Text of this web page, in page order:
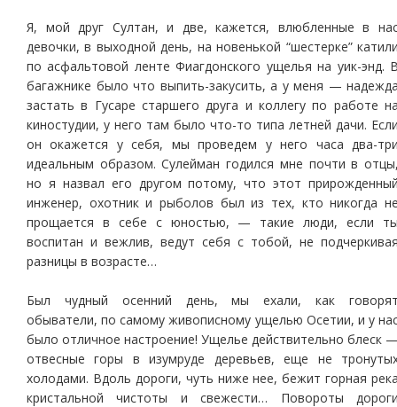
Я, мой друг Султан, и две, кажется, влюбленные в
девочки, в выходной день, на новенькой “шестерке”
по асфальтовой ленте Фиагдонского ущелья на уик-энд.
багажнике было что выпить-закусить, а у меня —
застать в Гусаре старшего друга и коллегу по работе
киностудии, у него там было что-то типа летней дачи.
он окажется у себя, мы проведем у него часа два-
идеальным образом. Сулейман годился мне почти в
но я назвал его другом потому, что этот
инженер, охотник и рыболов был из тех, кто никогда
прощается в себе с юностью, — такие люди, если
воспитан и вежлив, ведут себя с тобой, не
разницы в возрасте…
Был чудный осенний день, мы ехали, как
обыватели, по самому живописному ущелью Осетии, и у
было отличное настроение! Ущелье действительно блеск
отвесные горы в изумруде деревьев, еще не
холодами. Вдоль дороги, чуть ниже нее, бежит горная
кристальной чистоты и свежести… Повороты